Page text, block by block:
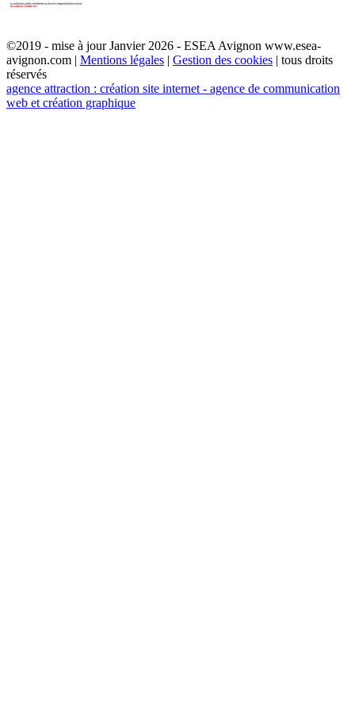
©2019 - mise à jour Janvier 2026 - ESEA Avignon www.esea-
avignon.com | Mentions légales | Gestion des cookies | tous droits
réservés
agence attraction : création site internet - agence de communication
web et création graphique